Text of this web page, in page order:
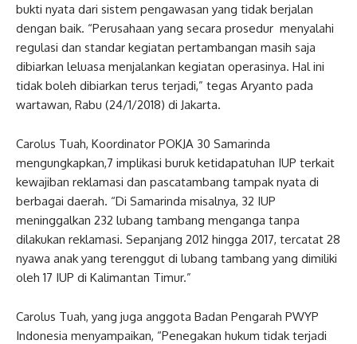
bukti nyata dari sistem pengawasan yang tidak berjalan
dengan baik. “Perusahaan yang secara prosedur menyalahi
regulasi dan standar kegiatan pertambangan masih saja
dibiarkan leluasa menjalankan kegiatan operasinya. Hal ini
tidak boleh dibiarkan terus terjadi,” tegas Aryanto pada
wartawan, Rabu (24/1/2018) di Jakarta.
Carolus Tuah, Koordinator POKJA 30 Samarinda
mengungkapkan,7 implikasi buruk ketidapatuhan IUP terkait
kewajiban reklamasi dan pascatambang tampak nyata di
berbagai daerah. “Di Samarinda misalnya, 32 IUP
meninggalkan 232 lubang tambang menganga tanpa
dilakukan reklamasi. Sepanjang 2012 hingga 2017, tercatat 28
nyawa anak yang terenggut di lubang tambang yang dimiliki
oleh 17 IUP di Kalimantan Timur.”
Carolus Tuah, yang juga anggota Badan Pengarah PWYP
Indonesia menyampaikan, “Penegakan hukum tidak terjadi